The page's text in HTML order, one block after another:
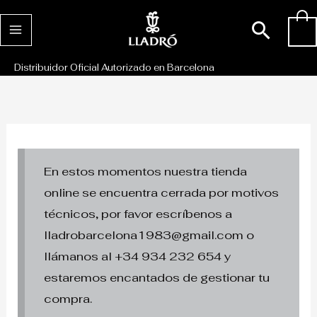
al
Distribuidor Oficial Autorizado en Barcelona
En estos momentos nuestra tienda
online se encuentra cerrada por motivos
técnicos, por favor escríbenos a
lladrobarcelona1983@gmail.com o
llámanos al +34 934 232 654 y
estaremos encantados de gestionar tu
compra.